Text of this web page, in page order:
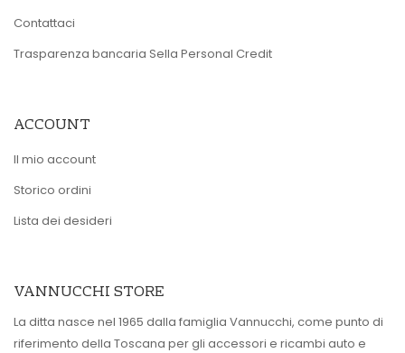
Contattaci
Trasparenza bancaria Sella Personal Credit
ACCOUNT
Il mio account
Storico ordini
Lista dei desideri
VANNUCCHI STORE
La ditta nasce nel 1965 dalla famiglia Vannucchi, come punto di
riferimento della Toscana per gli accessori e ricambi auto e